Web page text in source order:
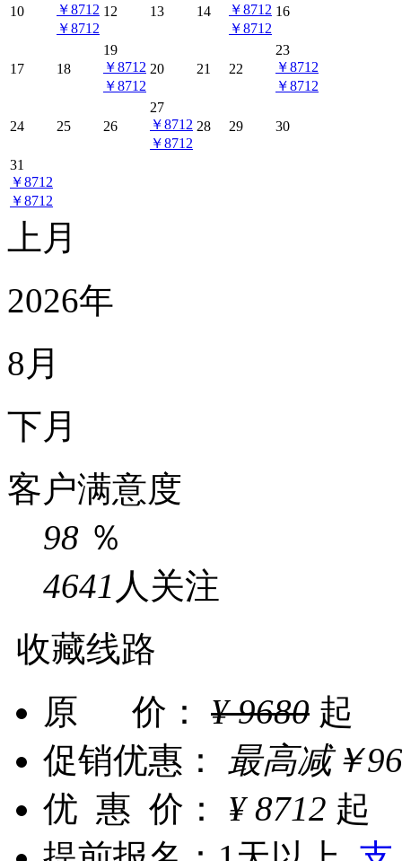
10
￥8712
￥8712
12 13 14
￥8712
￥8712
16
17 18
19
￥8712
￥8712
20 21 22
23
￥8712
￥8712
24 25 26
27
￥8712
￥8712
28 29 30
31
￥8712
￥8712
上月
2026年
8月
下月
客户满意度
98 ％
4641 人关注
收藏线路
原 价：
¥9680 起
促销优惠：
最高减￥
优 惠 价：
¥8712 起